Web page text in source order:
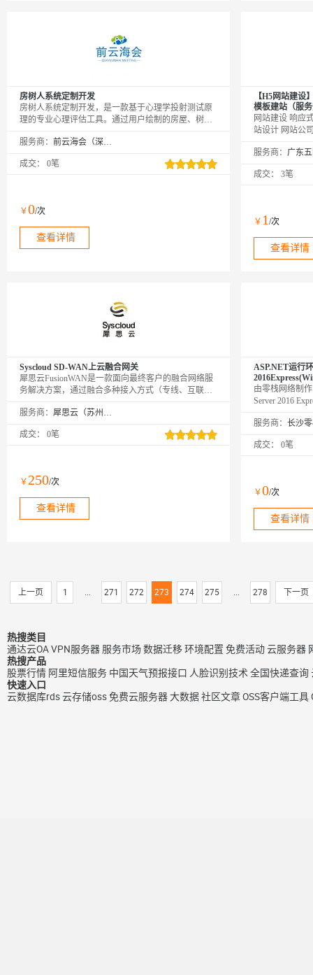
房树人系统定制开发
房树人系统定制开发，是一款基于心理学投射测试原
理的专业心理评估工具。通过用户绘制的房屋、树
体心理状态与潜在需求。系统支持个性化定制，满足
精准评估、智能解读、数据安全，为心理咨询师提供
服务商： 前云海会（深圳）技术有限公司
成交： 0笔
￥0/次
查看详情
【H5网站建设
模板建站（服
网站建设 响应
站设计 网站公
【https://
品（如遇问题
服务商：
成交： 3笔
￥ 1/次
查看详情
Syscloud SD-WAN上云融合网关
犀思云FusionWAN是一款面向最终客户的融合网络服
务解决方案，通过融合多种接入方式（专线、互联
VPN、SDWAN）及融合网关功能，实现企业WAN的
产品服务方案以TCO最优为核心优势，通过简化网络
服务商： 犀思云（苏州）云计算有限公司
成交： 0笔
￥ 250/次
查看详情
ASP.NET运行
由零栈网络制
Server 2016
服务商：
成交： 0笔
￥0/次
查看详情
上一页 1 ... 271 272 273 274 275 ... 278 下一页
热搜类目
通达云OAVPN服务器 服务市场数据迁移环境配置 免费活动云服务器
热搜产品
股票行情 阿里短信服务 中国天气预报接口 人脸识别技术 全国快递查询
快速入口
云数据库rds云存储oss免费云服务器大数据社区文章OSS客户端工具